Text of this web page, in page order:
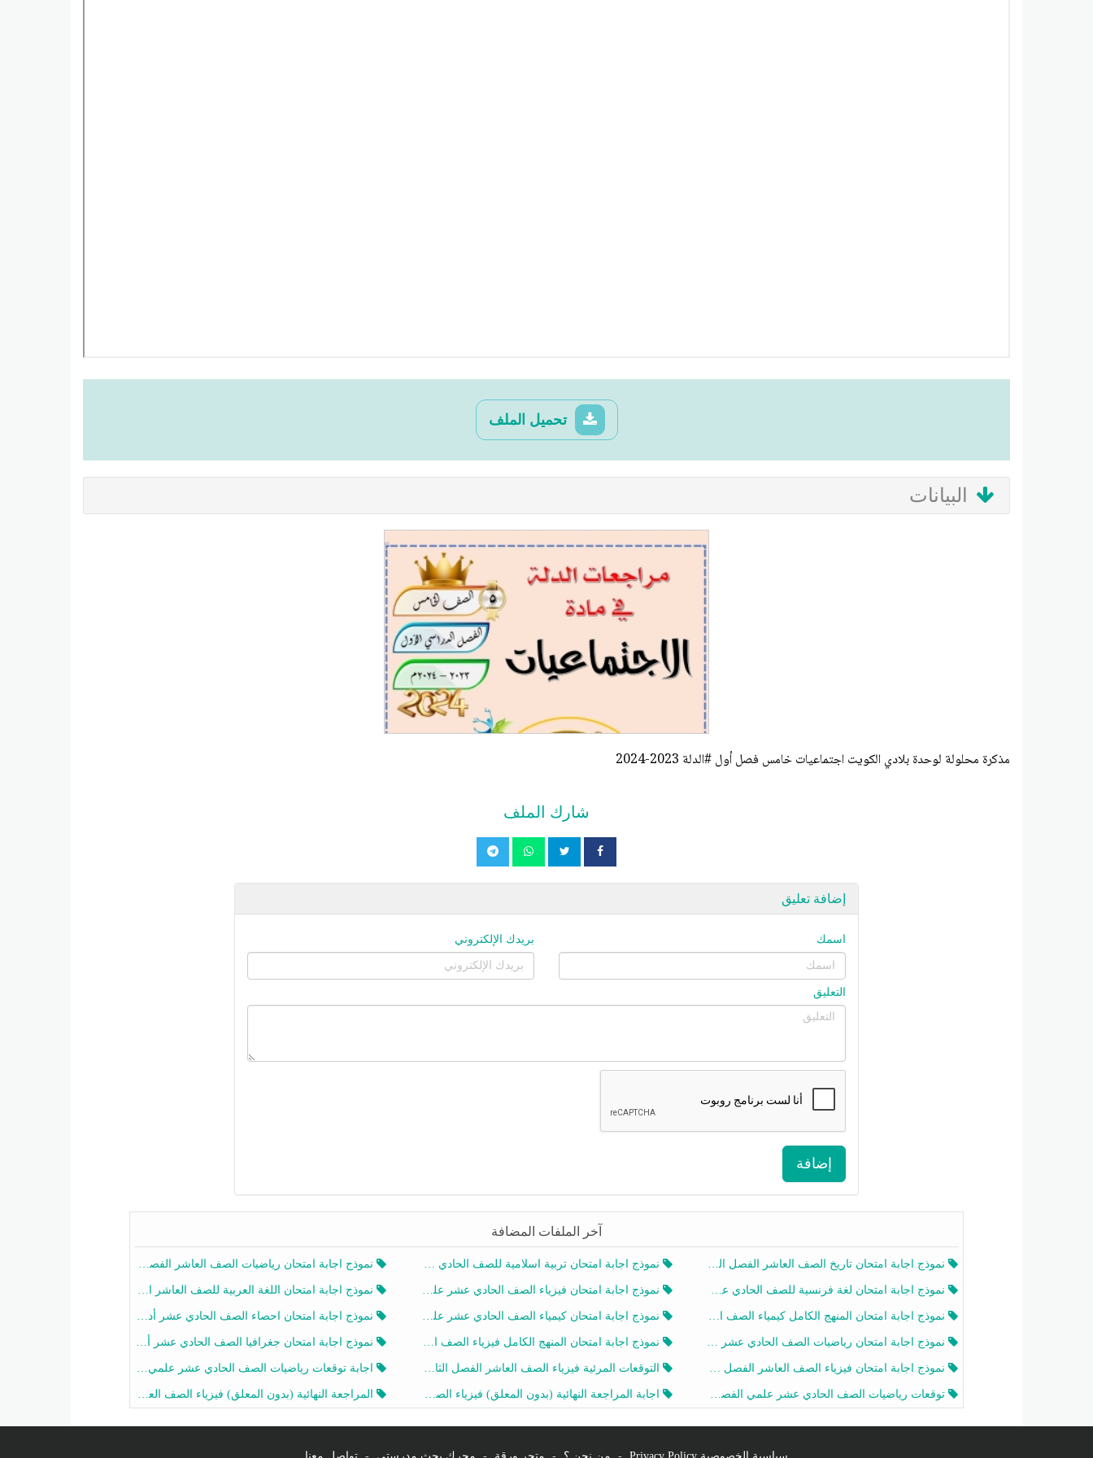
تحميل الملف
البيانات
مذكرة محلولة لوحدة بلادي الكويت اجتماعيات خامس فصل أول #الدلة 2023-2024
شارك الملف
إضافة تعليق
اسمك بريدك الإلكتروني
التعليق
إضافة
آخر الملفات المضافة
نموذج اجابة امتحان تاريخ الصف العاشر الفصل الثاني 2025-2026 نموذج اجابة امتحان تربية اسلامية للصف الحادي عشر الفصل الثاني 2025-2026 نموذج اجابة امتحان رياضيات الصف العاشر الفصل الثاني 2025-2026
نموذج اجابة امتحان لغة فرنسية للصف الحادي عشر أدبي الفصل الثاني 2025-2026 نموذج اجابة امتحان فيزياء الصف الحادي عشر علمي الفصل الثاني 2025-2026 نموذج اجابة امتحان اللغة العربية للصف العاشر الفصل الثاني 2025-2026
نموذج اجابة امتحان المنهج الكامل كيمياء الصف الحادي عشر علمي الفصل الثاني 2025-2026 نموذج اجابة امتحان كيمياء الصف الحادي عشر علمي الفصل الثاني 2025-2026 نموذج اجابة امتحان احصاء الصف الحادي عشر أدبي الفصل الثاني 2025-2026
نموذج اجابة امتحان رياضيات الصف الحادي عشر علمي الفصل الثاني 2025-2026 نموذج اجابة امتحان المنهج الكامل فيزياء الصف العاشر الفصل الثاني 2025-2026 نموذج اجابة امتحان جغرافيا الصف الحادي عشر أدبي الفصل الثاني 2025-2026
نموذج اجابة امتحان فيزياء الصف العاشر الفصل الثاني 2025-2026 التوقعات المرئية فيزياء الصف العاشر الفصل الثاني 2026 أ هيثم الليثي اجابة توقعات رياضيات الصف الحادي عشر علمي الفصل الثاني 2025-2026 أ عمرو فايز
توقعات رياضيات الصف الحادي عشر علمي الفصل الثاني 2025-2026 أ عمرو فايز اجابة المراجعة النهائية (بدون المعلق) فيزياء الصف العاشر الفصل الثاني أ أحمد نبيه المراجعة النهائية (بدون المعلق) فيزياء الصف العاشر الفصل الثاني أ أحمد نبيه